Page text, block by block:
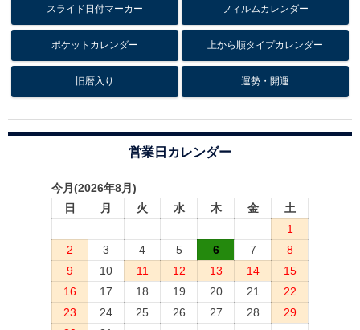
スライド日付マーカー フィルムカレンダー
ポケットカレンダー 上から順タイプカレンダー
旧暦入り 運勢・開運
営業日カレンダー
今月(2026年8月)
日
月 火 水 木 金
土
1
2
3 4 5 6 7
8
9
10 11 12 13 14
15
16
17 18 19 20 21
22
23
24 25 26 27 28
29